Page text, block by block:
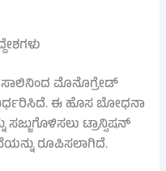
ಸಾಲಿನಿಂದ ಮೊನೊಗ್ರೇಡ್
ನಿರ್ಧರಿಸಿದೆ. ಈ ಹೊಸ ಬೋಧನಾ
ಸಜ್ಜುಗೊಳಿಸಲು ಟ್ರಾನ್ಸಿಷನ್
ರೂಪಿಸಲಾಗಿದೆ.